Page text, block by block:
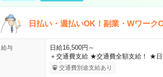
日払い・週払いOK！副業・Wワーク
給与
日給16,500円～
＋交通費支給 ★交通費全額支給！ ★
交通費別途支給あり